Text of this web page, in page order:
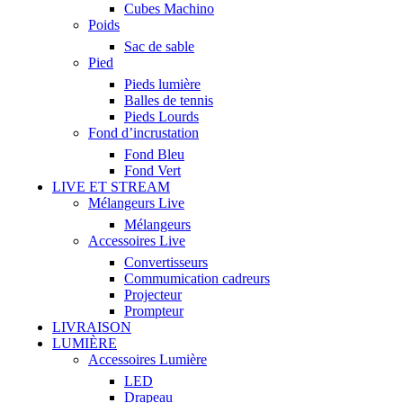
Cubes Machino
Poids
Sac de sable
Pied
Pieds lumière
Balles de tennis
Pieds Lourds
Fond d’incrustation
Fond Bleu
Fond Vert
LIVE ET STREAM
Mélangeurs Live
Mélangeurs
Accessoires Live
Convertisseurs
Commumication cadreurs
Projecteur
Prompteur
LIVRAISON
LUMIÈRE
Accessoires Lumière
LED
Drapeau